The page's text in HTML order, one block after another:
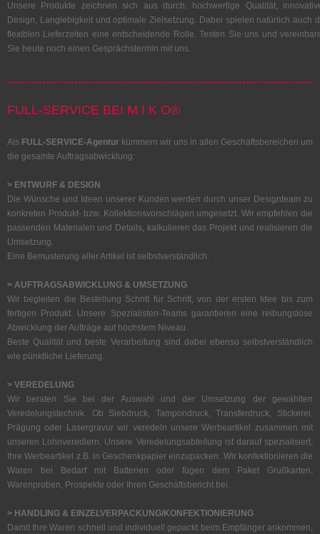
Unsere Produkte zeichnen sich aus durch: hochwertige Qualität,
Design, Langlebigkeit und optimale Zielsetzung. Dabei spielen natürlich auch
flexiblen Lieferzeiten eine entscheidende Rolle. Testen Sie uns und
Sie heute noch einen Gesprächstermin mit uns.
FULL-SERVICE BEI M I K O®
Als FULL-SERVICE-Agentur kümmern wir uns in allen Geschäftsbereichen um
die gesamte Auftragsabwicklung:
> ENTWURF & DESIGN
Die Wünsche und Ideen unserer Kunden werden durch unser Designteam zu
konkreten Produkt- bzw. Kollektionsvorschlägen umgesetzt. Wir empfehlen die
passenden Materialen und Details, kalkulieren das Projekt und realisieren die
Umsetzung.
Eine Bemusterung aller Artikel ist selbstverständlich.
> AUFTRAGSABWICKLUNG & UMSETZUNG
Wir begleiten die Bestellung Schritt für Schritt, von der ersten Idee bis zum
fertigen Produkt. Unsere Spezialisten-Teams garantieren eine reibungslose
Abwicklung der Aufträge auf höchstem Niveau.
Beste Qualität und beste Verarbeitung sind dabei ebenso selbstverständlich
wie pünktliche Lieferung.
> VEREDELUNG
Wir beraten Sie bei der Auswahl und der Umsetzung der gewählten
Veredelungstechnik. Ob Siebdruck, Tampondruck, Transferdruck, Stickerei,
Prägung oder Lasergravur wir veredeln unsere Werbeartikel zusammen mit
unseren Lohnveredlern. Unsere Veredelungsabteilung ist darauf spezialisiert,
Ihre Werbeartikel z.B. in Geschenkpapier einzupacken. Wir konfektionieren die
Waren bei Bedarf mit Batterien oder fügen dem Paket Grußkarten,
Warenproben, Prospekte oder Ihren Geschäftsbericht bei.
> HANDLING & EINZELVERPACKUNG/KONFEKTIONIERUNG
Damit Ihre Waren schnell und individuell gepackt beim Empfänger ankommen,